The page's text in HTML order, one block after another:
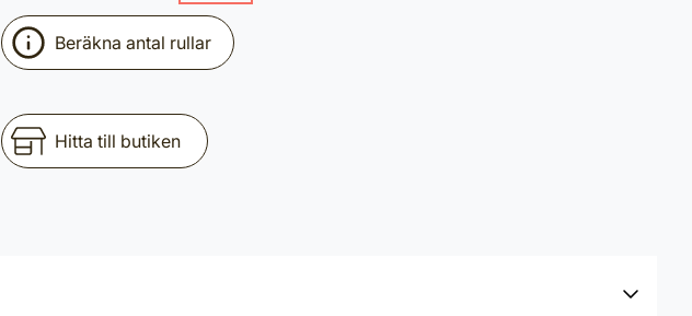
Beräkna antal rullar
Hitta till butiken